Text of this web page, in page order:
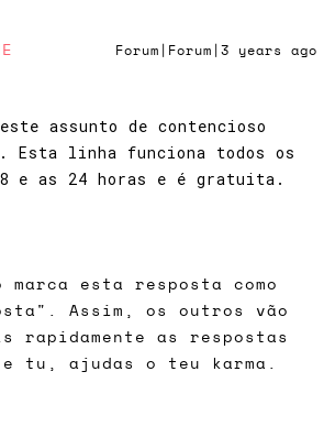
Forum|Forum|3 years ago
assunto de contencioso
. Esta linha funciona todos os
e as 24 horas e é gratuita.
marca esta resposta como
Assim, os outros vão
rapidamente as respostas
e tu, ajudas o teu karma.